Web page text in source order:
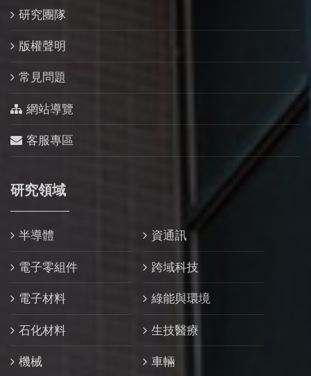
研究團隊
版權聲明
常見問題
網站導覽
客服專區
研究領域
半導體 資通訊
電子零組件 跨域科技
電子材料 綠能與環境
石化材料 生技醫療
機械 車輛